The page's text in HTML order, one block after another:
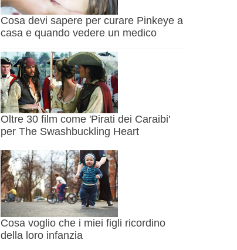
Cosa devi sapere per curare Pinkeye a
casa e quando vedere un medico
Oltre 30 film come 'Pirati dei Caraibi'
per The Swashbuckling Heart
Cosa voglio che i miei figli ricordino
della loro infanzia